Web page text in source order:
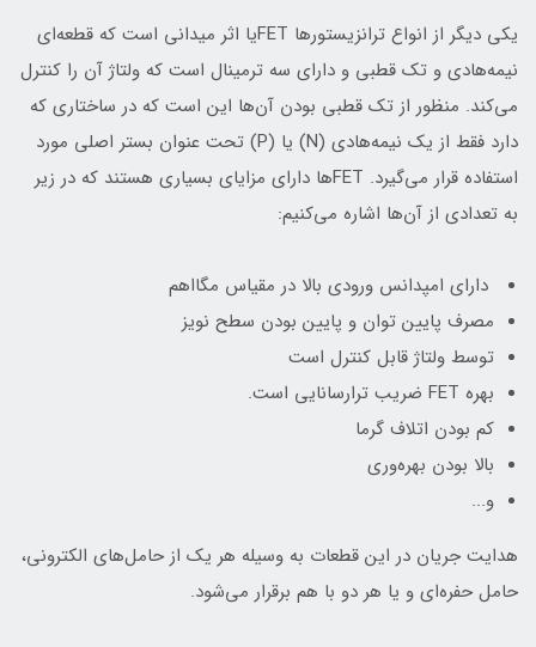
یکی دیگر از انواع ترانزیستورها FET‌یا اثر میدانی است که قطعه‌ای
نیمه‌هادی و تک قطبی و دارای سه ترمینال است که ولتاژ آن را کنترل
می‌کند. منظور از تک قطبی بودن آن‌ها این است که در ساختاری که
دارد فقط از یک نیمه‌هادی (N) یا (P) تحت عنوان بستر اصلی مورد
استفاده قرار می‌گیرد. FETها دارای مزایای بسیاری هستند که در زیر
به تعدادی از آن‌ها اشاره می‌کنیم:
دارای امپدانس ورودی بالا در مقیاس مگااهم
مصرف پایین توان و پایین بودن سطح نویز
توسط ولتاژ قابل کنترل است
بهره FET ضریب ترارسانایی است.
کم بودن اتلاف گرما
بالا بودن بهره‌وری
و...
هدایت جریان در این قطعات به وسیله هر یک از حامل‌های الکترونی،
حامل حفره‌ای و یا هر دو با هم برقرار می‌شود.